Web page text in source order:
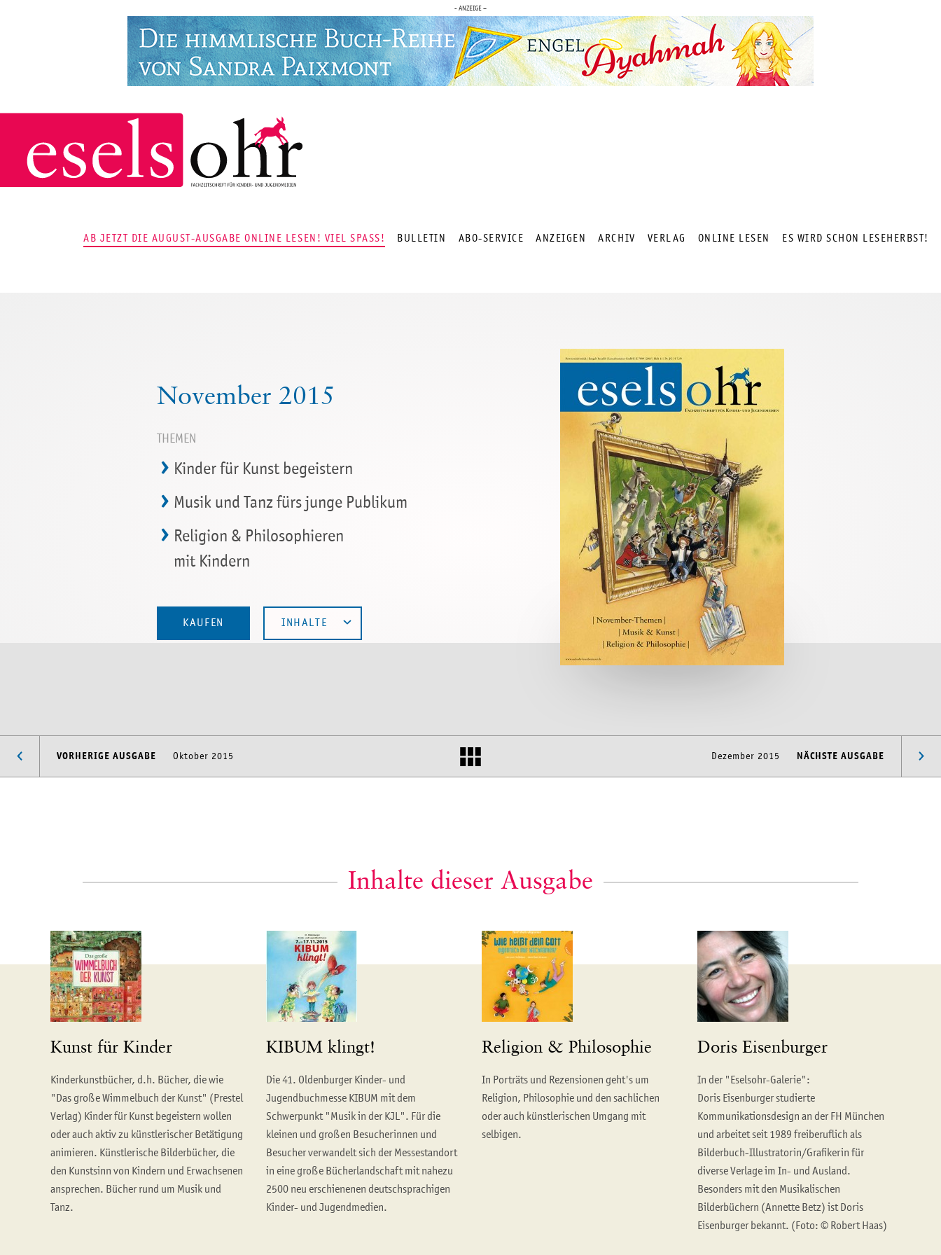
- ANZEIGE –
AB JETZT DIE AUGUST-AUSGABE ONLINE LESEN! VIEL SPASS! BULLETIN ABO-SERVICE ANZEIGEN ARCHIV VERLAG ONLINE LESEN ES WIRD SCHON LESEHERBST!
November 2015
THEMEN
Kinder für Kunst begeistern
Musik und Tanz fürs junge Publikum
Religion & Philosophieren
mit Kindern
KAUFEN INHALTE
VORHERIGE AUSGABE Oktober 2015 Dezember 2015 NÄCHSTE AUSGABE
Inhalte dieser Ausgabe
Kunst für Kinder
Kinderkunstbücher, d.h. Bücher, die wie
"Das große Wimmelbuch der Kunst" (Prestel
Verlag) Kinder für Kunst begeistern wollen
oder auch aktiv zu künstlerischer Betätigung
animieren. Künstlerische Bilderbücher, die
den Kunstsinn von Kindern und Erwachsenen
ansprechen. Bücher rund um Musik und
Tanz.
KIBUM klingt!
Die 41. Oldenburger Kinder- und
Jugendbuchmesse KIBUM mit dem
Schwerpunkt "Musik in der KJL". Für die
kleinen und großen Besucherinnen und
Besucher verwandelt sich der Messestandort
in eine große Bücherlandschaft mit nahezu
2500 neu erschienenen deutschsprachigen
Kinder- und Jugendmedien.
Religion & Philosophie
In Porträts und Rezensionen geht's um
Religion, Philosophie und den sachlichen
oder auch künstlerischen Umgang mit
selbigen.
Doris Eisenburger
In der "Eselsohr-Galerie":
Doris Eisenburger studierte
Kommunikationsdesign an der FH München
und arbeitet seit 1989 freiberuflich als
Bilderbuch-Illustratorin/Grafikerin für
diverse Verlage im In- und Ausland.
Besonders mit den Musikalischen
Bilderbüchern (Annette Betz) ist Doris
Eisenburger bekannt. (Foto: © Robert Haas)